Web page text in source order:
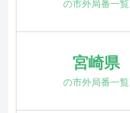
の市外局番一覧
宮崎県
の市外局番一覧